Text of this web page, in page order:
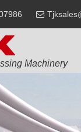
Machinery